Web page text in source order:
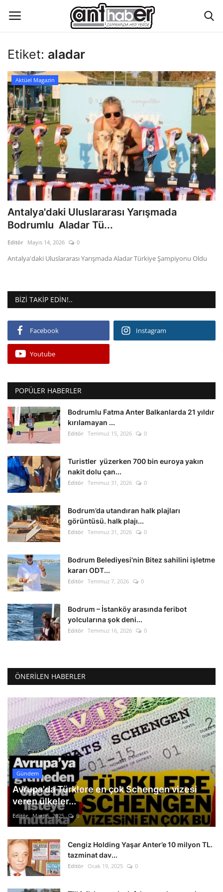
Eğitim
Aktüel Magazin
Hakkımızda
İletişim
Asayiş
Çevre
Gizlilik Politikası
Bodrum Trafik Yoğunluk Haritası
Turizm
Siyaset
Köşe Yazarları
Spor
Sağlık
Gündem
Etiket: aladar
Aktüel Magazin
Antalya'daki Uluslararası Yarışmada
Bodrumlu Aladar Tü...
Editör Mayıs 14, 2026 0
Antalya'daki Uluslararası Yarışmada Aladar Türkiye Şampiyonu Oldu
BIZI TAKIP EDIN!..
Facebook Instagram
Youtube
POPÜLER HABERLER
Bodrumlu Fatma Anter Balkanlarda 21 yıldır
kırılamayan ...
Editör Temmuz 15, 2026 0
Turistler yüzerken 700 bin euroya yakın
nakit dolu çan...
Editör Temmuz 31, 2026 0
Bodrum’da utandıran halk plajları
görüntüsü. halk plajı...
Editör Temmuz 31, 2026 0
Bodrum Belediyesi'nin Bitez sahilini işletme
kararı ODT...
Editör Temmuz 7, 2026 0
Bodrum – İstanköy arasında feribot
yolcularına şok deni...
Editör Temmuz 16, 2026 0
ÖNERILEN HABERLER
Gündem
Avrupa'da Türklere en çok Schengen vizesi
veren ülkeler...
Editör Mart 5, 2025 0
Cengiz Holding Yaşar Anter’e 10 milyon TL.
tazminat dav...
Editör Ocak 19, 2025 0